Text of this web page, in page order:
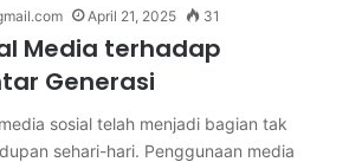
April 21, 2025 31
Media terhadap
Generasi
sosial telah menjadi bagian tak
sehari-hari. Penggunaan media